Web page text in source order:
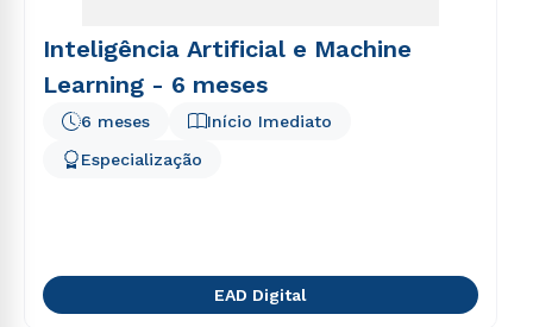
Inteligência Artificial e Machine
Learning - 6 meses
Início Imediato
6 meses
Especialização
EAD Digital